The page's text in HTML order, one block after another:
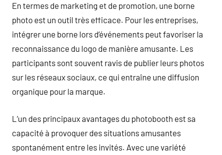
En termes de marketing et de promotion, une borne
photo est un outil très efficace. Pour les entreprises,
intégrer une borne lors d’événements peut favoriser la
reconnaissance du logo de manière amusante. Les
participants sont souvent ravis de publier leurs photos
sur les réseaux sociaux, ce qui entraîne une diffusion
organique pour la marque.
L’un des principaux avantages du photobooth est sa
capacité à provoquer des situations amusantes
spontanément entre les invités. Avec une variété